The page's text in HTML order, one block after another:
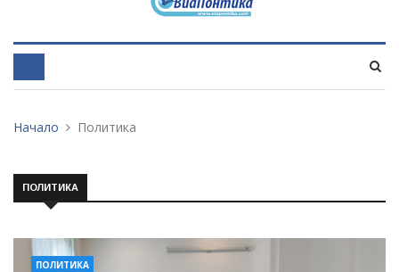
Начало Политика
ПОЛИТИКА
ПОЛИТИКА